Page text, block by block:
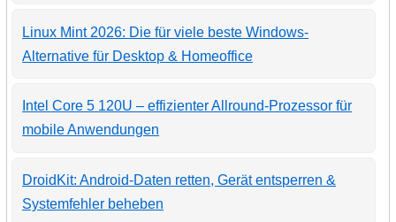
Linux Mint 2026: Die für viele beste Windows-
Alternative für Desktop & Homeoffice
Intel Core 5 120U – effizienter Allround-Prozessor für
mobile Anwendungen
DroidKit: Android-Daten retten, Gerät entsperren &
Systemfehler beheben